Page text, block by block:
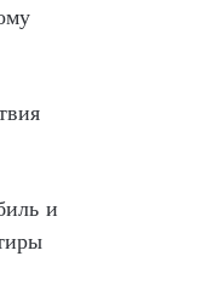
и